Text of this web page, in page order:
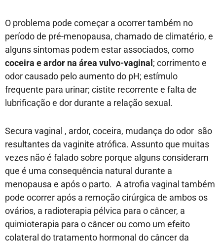
O problema pode começar a ocorrer também no
período de pré-menopausa, chamado de climatério, e
alguns sintomas podem estar associados, como
coceira e ardor na área vulvo-vaginal ; corrimento e
odor causado pelo aumento do pH; estímulo
frequente para urinar; cistite recorrente e falta de
lubrificação e dor durante a relação sexual.
Secura vaginal , ardor, coceira, mudança do odor são
resultantes da vaginite atrófica. Assunto que muitas
vezes não é falado sobre porque alguns consideram
que é uma consequência natural durante a
menopausa e após o parto. A atrofia vaginal também
pode ocorrer após a remoção cirúrgica de ambos os
ovários, a radioterapia pélvica para o câncer, a
quimioterapia para o câncer ou como um efeito
colateral do tratamento hormonal do câncer da